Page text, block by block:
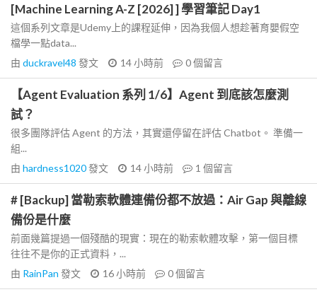
[Machine Learning A-Z [2026] ] 學習筆記 Day1
這個系列文章是Udemy上的課程延伸，因為我個人想趁著育嬰假空
檔學一點data...
由 duckravel48 發文 14 小時前 0個留言
【Agent Evaluation 系列 1/6】Agent 到底該怎麼測
試？
很多團隊評估 Agent 的方法，其實還停留在評估 Chatbot。 準備一
組...
由 hardness1020發文 14 小時前 1 個留言
# [Backup] 當勒索軟體連備份都不放過：Air Gap 與離線
備份是什麼
前面幾篇提過一個殘酷的現實：現在的勒索軟體攻擊，第一個目標
往往不是你的正式資料，...
由 RainPan 發文 16 小時前 0個留言